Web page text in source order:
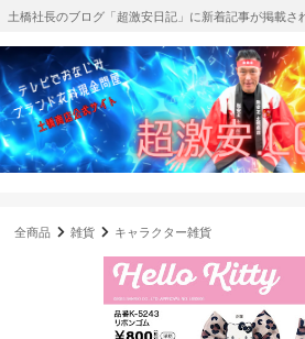
土橋社長のブログ「超激安日記」に新着記事が掲載さ
全商品 雑貨 キャラクター雑貨